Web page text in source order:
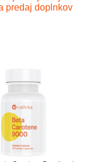
predaj doplnkov